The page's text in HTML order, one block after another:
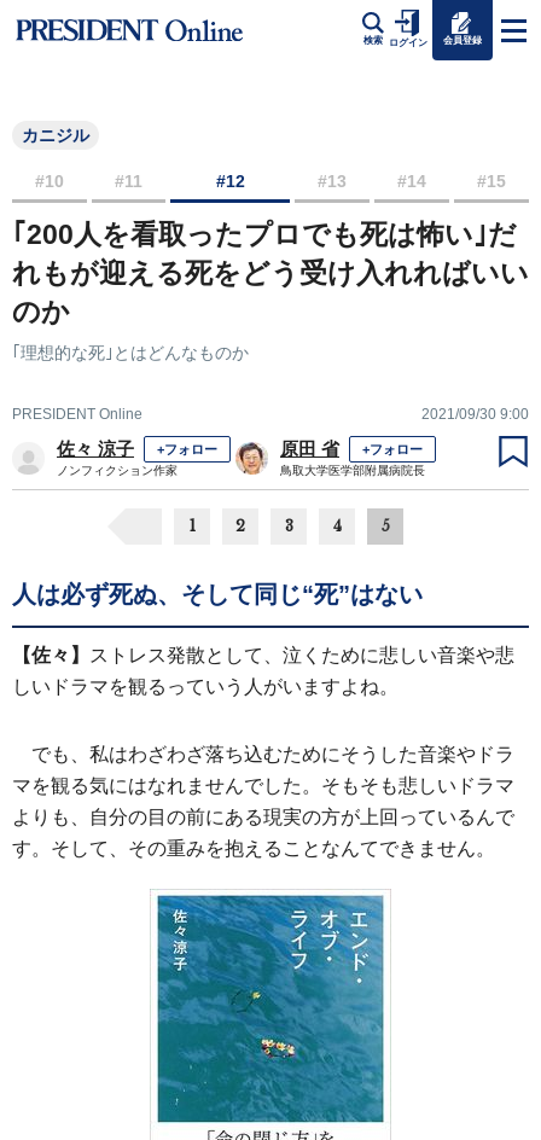
検索 ログイン 会員登録
カニジル
#10 #11 #12 #13 #14 #15
｢200人を看取ったプロでも死は怖い｣だ
れもが迎える死をどう受け入れればいい
のか
｢理想的な死｣とはどんなものか
PRESIDENT Online 2021/09/30 9:00
佐々 涼子 +フォロー
ノンフィクション作家
原田 省 +フォロー
鳥取大学医学部附属病院長
1 2 3 4 5
人は必ず死ぬ、そして同じ“死”はない
【佐々】
ストレス発散として、泣くために悲しい音楽や悲
しいドラマを観るっていう人がいますよね。
でも、私はわざわざ落ち込むためにそうした音楽やドラ
マを観る気にはなれませんでした。そもそも悲しいドラマ
よりも、自分の目の前にある現実の方が上回っているんで
す。そして、その重みを抱えることなんてできません。